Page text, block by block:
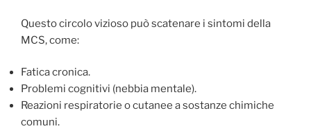
Questo circolo vizioso può scatenare i sintomi della
MCS, come:
Fatica cronica.
Problemi cognitivi (nebbia mentale).
Reazioni respiratorie o cutanee a sostanze chimiche
comuni.